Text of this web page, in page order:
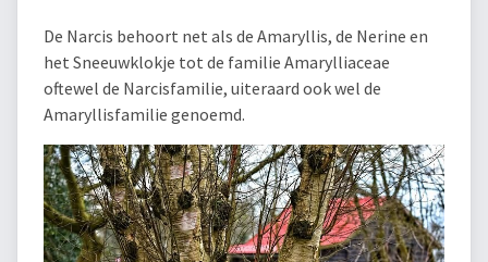
De Narcis behoort net als de Amaryllis, de Nerine en
het Sneeuwklokje tot de familie Amarylliaceae
oftewel de Narcisfamilie, uiteraard ook wel de
Amaryllisfamilie genoemd.